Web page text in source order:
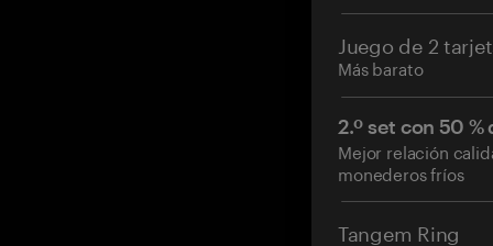
Juego de 2
Más barato
2.º set con 50
Mejor relación
monederos fríos
Tangem Ring